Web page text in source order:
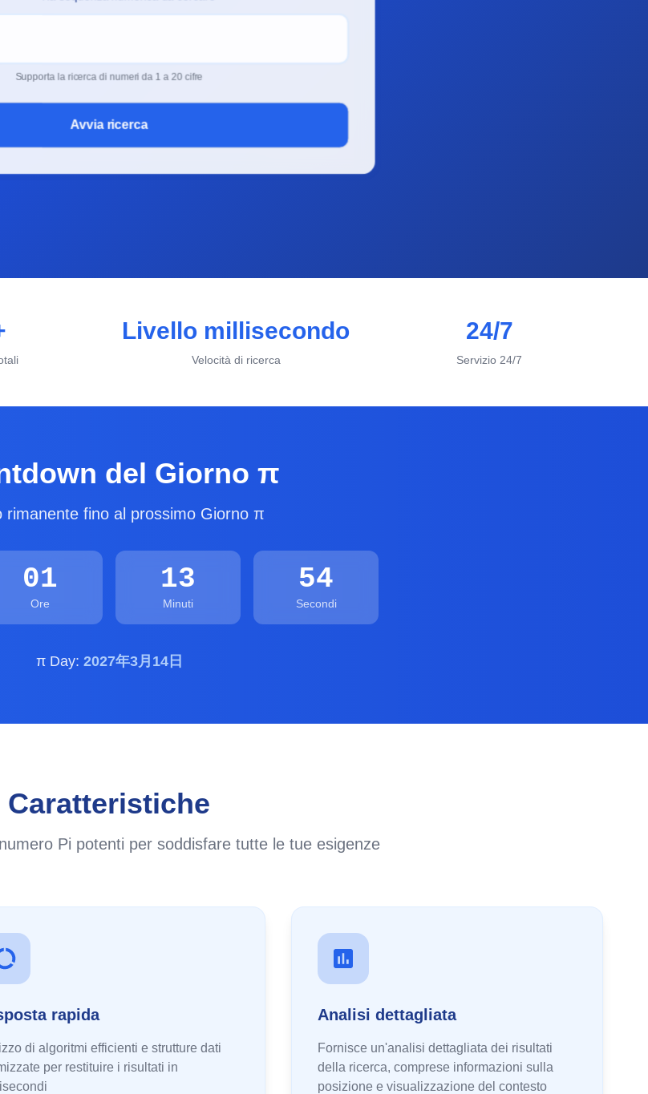
Supporta la ricerca di numeri da 1 a 20 cifre
Avvia ricerca
Livello millisecondo
Velocità di ricerca
24/7
Servizio 24/7
del Giorno π
rimanente fino al prossimo Giorno π
01
Ore
13
Minuti
53
Secondi
π Day: 2027年3月14日
Caratteristiche
Pi potenti per soddisfare tutte le tue esigenze
rapida
di algoritmi efficienti e strutture dati
per restituire i risultati in
Analisi dettagliata
Fornisce un'analisi dettagliata dei risultati
della ricerca, comprese informazioni sulla
posizione e visualizzazione del contesto